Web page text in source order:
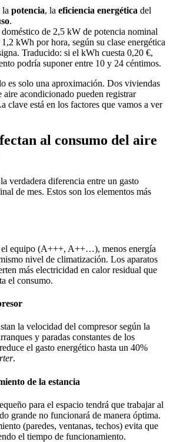
la potencia, la eficiencia energética del
.
de 2,5 kW de potencia nominal
kWh por hora, según su clase energética
Traducido: si el kWh cuesta 0,20 €,
podría suponer entre 10 y 24 céntimos.
es solo una aproximación. Dos viviendas
acondicionado pueden registrar
clave está en los factores que vamos a ver
al consumo del aire
verdadera diferencia entre un gasto
de mes. Estos son los elementos más
el equipo (A+++, A++…), menos energía
nivel de climatización. Los aparatos
más electricidad en calor residual que
el consumo.
la velocidad del compresor según la
y paradas constantes de los
el gasto energético hasta un 40%
.
de la estancia
para el espacio tendrá que trabajar al
grande no funcionará de manera óptima.
(paredes, ventanas, techos) evita que
el tiempo de funcionamiento.